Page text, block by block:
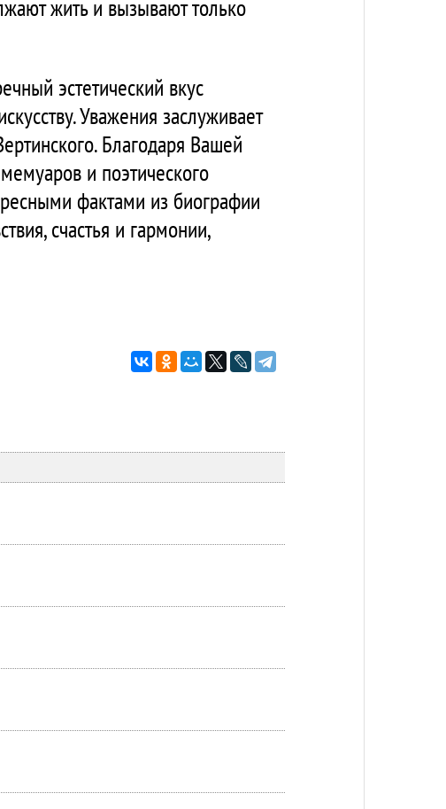
жить и вызывают только
эстетический вкус
Уважения заслуживает
Благодаря Вашей
и поэтического
фактами из биографии
счастья и гармонии,